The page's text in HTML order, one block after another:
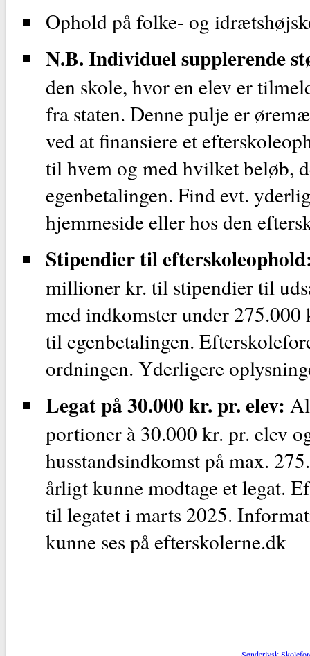
Ophold på folke- og
N.B.Individuel supplerende
den skole, hvor en elev er
fra staten. Denne pulje er
ved at finansiere et
til hvem og med hvilket beløb,
egenbetalingen. Find evt.
hjemmeside eller hos den
Stipendier til
millioner kr. til stipendier til
med indkomster under
til egenbetalingen.
ordningen. Yderligere
Legat på 30.000 kr. pr. elev:
portioner à 30.000 kr. pr. elev
husstandsindkomst på max.
årligt kunne modtage et legat.
til legatet i marts 2025.
kunne ses på efterskolerne.dk